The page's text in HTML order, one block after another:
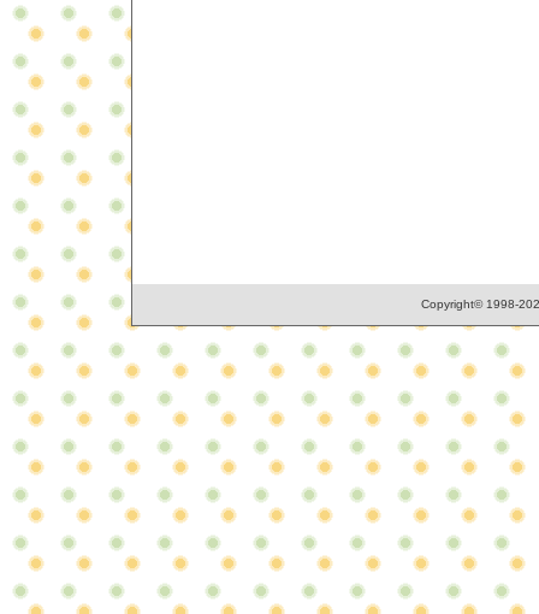
Copyright© 1998-